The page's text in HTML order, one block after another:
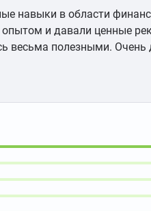
навыки в области
и давали ценные
весьма полезными. Очень